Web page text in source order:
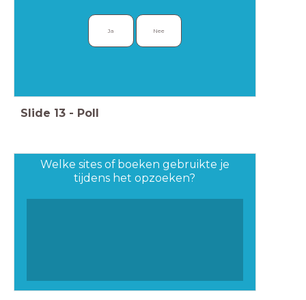
Ja Nee
Slide 13 - Poll
Welke sites of boeken gebruikte je
tijdens het opzoeken?